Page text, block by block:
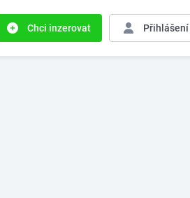
Chci inzerovat Přihlášení